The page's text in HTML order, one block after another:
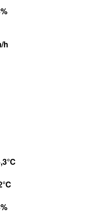
%
h
C
C
%